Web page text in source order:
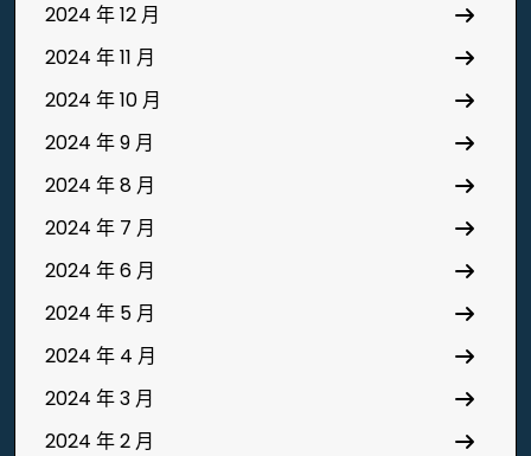
2024 年 12 月
2024 年 11 月
2024 年 10 月
2024 年 9 月
2024 年 8 月
2024 年 7 月
2024 年 6 月
2024 年 5 月
2024 年 4 月
2024 年 3 月
2024 年 2 月